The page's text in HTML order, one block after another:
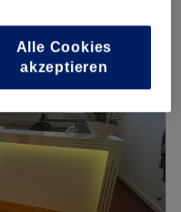
Alle Cookies
akzeptieren